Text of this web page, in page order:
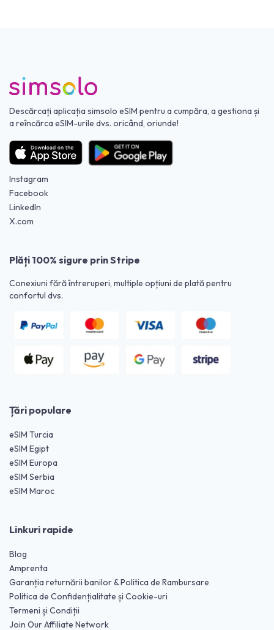
Descărcați aplicația simsolo eSIM pentru a cumpăra, a gestiona și
a reîncărca eSIM-urile dvs. oricând, oriunde!
Instagram
Facebook
LinkedIn
X.com
Plăți 100% sigure prin Stripe
Conexiuni fără întreruperi, multiple opțiuni de plată pentru
confortul dvs.
Țări populare
eSIM Turcia
eSIM Egipt
eSIM Europa
eSIM Serbia
eSIM Maroc
Linkuri rapide
Blog
Amprenta
Garanția returnării banilor & Politica de Rambursare
Politica de Confidențialitate și Cookie-uri
Termeni și Condiții
Join Our Affiliate Network